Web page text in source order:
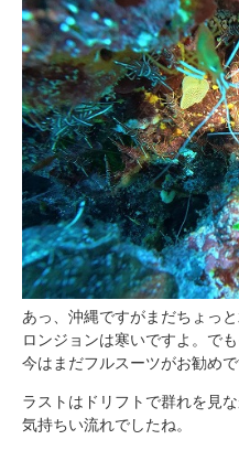
あっ、沖縄ですがまだちょっ
ロンジョンは寒いですよ。で
今はまだフルスーツがお勧めで
ラストはドリフトで群れを見な
気持ちい流れでしたね。